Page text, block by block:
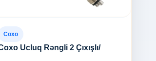
Coxo
Ucluq Rəngli 2 Çıxışlı/